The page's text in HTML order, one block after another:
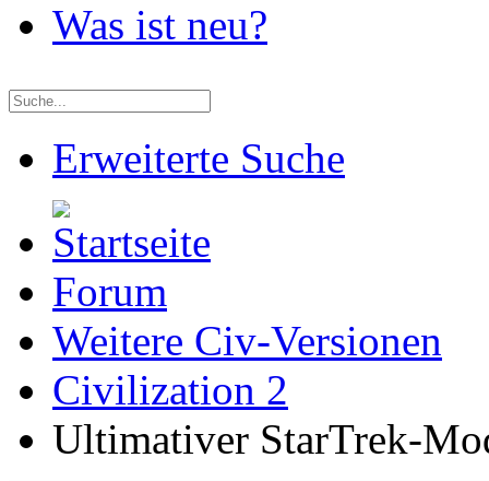
Was ist neu?
Erweiterte Suche
Forum
Weitere Civ-Versionen
Civilization 2
Ultimativer StarTrek-